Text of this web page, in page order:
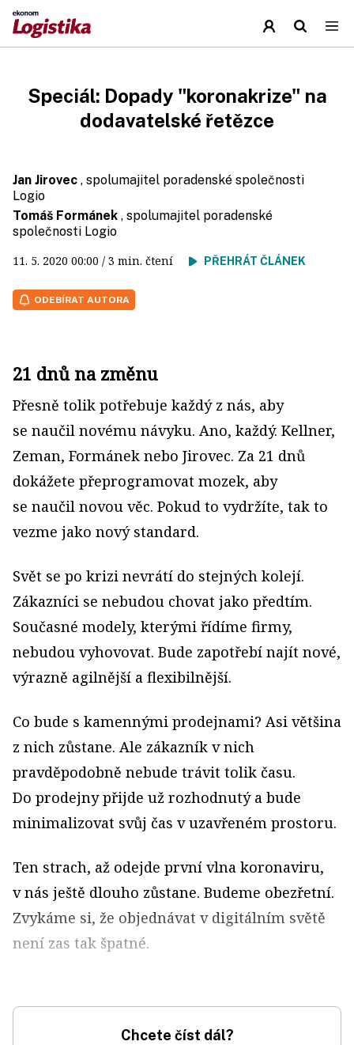
Speciál: Dopady "koronakrize" na
dodavatelské řetězce
Jan Jirovec , spolumajitel poradenské společnosti
Logio
Tomáš Formánek , spolumajitel poradenské
společnosti Logio
11. 5. 2020 00:00 / 3 min. čtení PŘEHRÁT ČLÁNEK
ODEBÍRAT AUTORA
21 dnů na změnu
Přesně tolik potřebuje každý z nás, aby
se naučil novému návyku. Ano, každý. Kellner,
Zeman, Formánek nebo Jirovec. Za 21 dnů
dokážete přeprogramovat mozek, aby
se naučil novou věc. Pokud to vydržíte, tak to
vezme jako nový standard.
Svět se po krizi nevrátí do stejných kolejí.
Zákazníci se nebudou chovat jako předtím.
Současné modely, kterými řídíme firmy,
nebudou vyhovovat. Bude zapotřebí najít nové,
výrazně agilnější a flexibilnější.
Co bude s kamennými prodejnami? Asi většina
z nich zůstane. Ale zákazník v nich
pravděpodobně nebude trávit tolik času.
Do prodejny přijde už rozhodnutý a bude
minimalizovat svůj čas v uzavřeném prostoru.
Ten strach, až odejde první vlna koronaviru,
v nás ještě dlouho zůstane. Budeme obezřetní.
Zvykáme si, že objednávat v digitálním světě
není zas tak špatné.
Chcete číst dál?